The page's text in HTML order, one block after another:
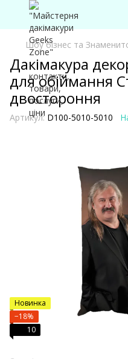
Шоу бізнес та
Дакімакура
для обіймання
двостороння
Артикул: D100-5010-5010
Новинка
−18%
10